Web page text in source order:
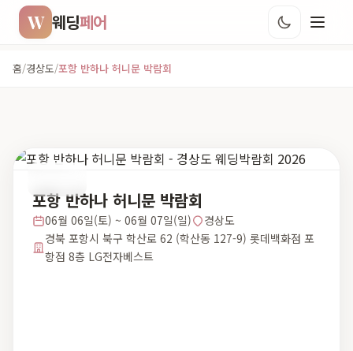
W 웨딩페어
홈/경상도/포항 반하나 허니문 박람회
포항 반하나 허니문 박람회
06월 06일(토) ~ 06월 07일(일)
경상도
경북 포항시 북구 학산로 62 (학산동 127-9) 롯데백화점 포
항점 8층 LG전자베스트